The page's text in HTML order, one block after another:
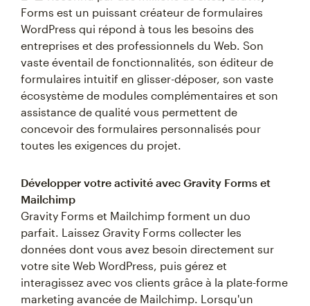
Forms est un puissant créateur de formulaires
WordPress qui répond à tous les besoins des
entreprises et des professionnels du Web. Son
vaste éventail de fonctionnalités, son éditeur de
formulaires intuitif en glisser-déposer, son vaste
écosystème de modules complémentaires et son
assistance de qualité vous permettent de
concevoir des formulaires personnalisés pour
toutes les exigences du projet.
Développer votre activité avec Gravity Forms et
Mailchimp
Gravity Forms et Mailchimp forment un duo
parfait. Laissez Gravity Forms collecter les
données dont vous avez besoin directement sur
votre site Web WordPress, puis gérez et
interagissez avec vos clients grâce à la plate-forme
marketing avancée de Mailchimp. Lorsqu'un